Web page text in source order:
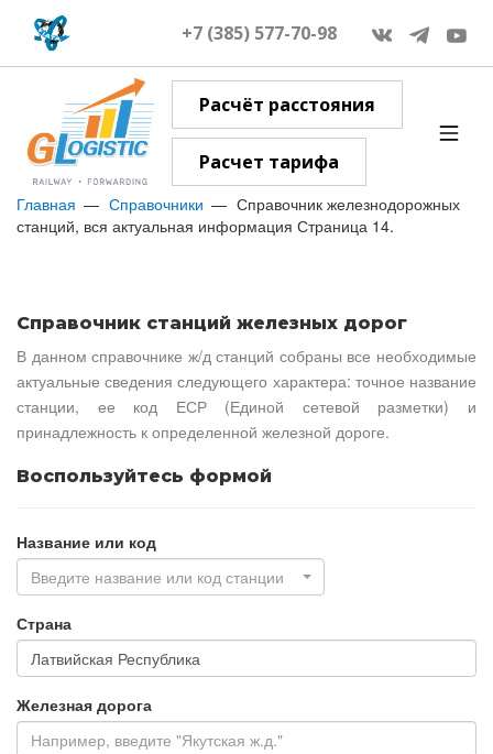
+7 (385) 577-70-98
Расчёт расстояния
Расчет тарифа
Главная Справочники
Справочник железнодорожных
станций, вся актуальная информация Страница 14.
Справочник станций железных дорог
В данном справочнике ж/д станций собраны все необходимые
актуальные сведения следующего характера: точное название
станции, ее код ЕСР (Единой сетевой разметки) и
принадлежность к определенной железной дороге.
Воспользуйтесь формой
Название или код
Введите название или код станции
Страна
Железная дорога